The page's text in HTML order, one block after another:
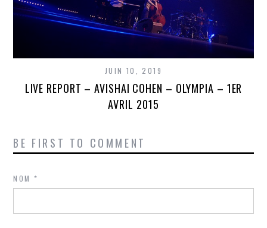
JUIN 10, 2019
LIVE REPORT – AVISHAI COHEN – OLYMPIA – 1ER
AVRIL 2015
BE FIRST TO COMMENT
NOM*